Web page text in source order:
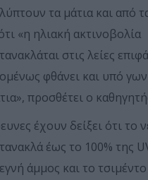
τα μάτια και από
«η ηλιακή ακτινοβολία
στις λείες
φθάνει και υπό
προσθέτει ο
έχουν δείξει ότι το
έως το 100% της
άμμος και το